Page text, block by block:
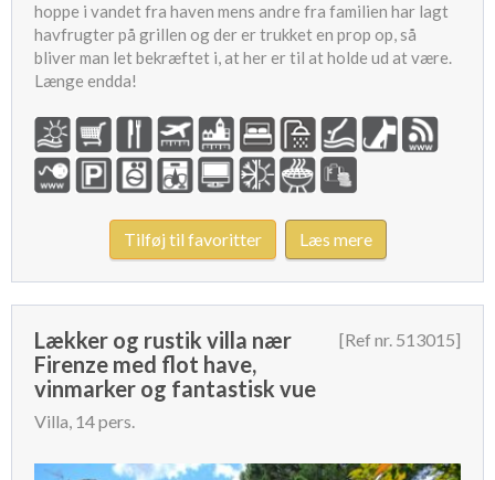
hoppe i vandet fra haven mens andre fra familien har lagt
havfrugter på grillen og der er trukket en prop op, så
bliver man let bekræftet i, at her er til at holde ud at være.
Længe endda!
Tilføj til favoritter Læs mere
Lækker og rustik villa nær
Firenze med flot have,
vinmarker og fantastisk vue
Villa, 14 pers.
[Ref nr. 513015]